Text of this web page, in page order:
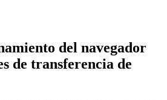
del navegador
de transferencia de